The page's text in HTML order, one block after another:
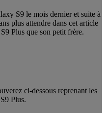
S9 le mois dernier et suite à
plus attendre dans cet article
Plus que son petit frère.
ci-dessous reprenant les
Plus.